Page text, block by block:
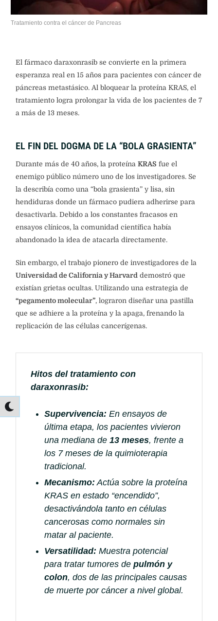
Tratamiento contra el cáncer de Pancreas
El fármaco daraxonrasib se convierte en la primera
esperanza real en 15 años para pacientes con cáncer de
páncreas metastásico. Al bloquear la proteína KRAS, el
tratamiento logra prolongar la vida de los pacientes de 7
a más de 13 meses.
EL FIN DEL DOGMA DE LA “BOLA GRASIENTA”
Durante más de 40 años, la proteína KRAS fue el
enemigo público número uno de los investigadores. Se
la describía como una “bola grasienta” y lisa, sin
hendiduras donde un fármaco pudiera adherirse para
desactivarla. Debido a los constantes fracasos en
ensayos clínicos, la comunidad científica había
abandonado la idea de atacarla directamente.
Sin embargo, el trabajo pionero de investigadores de la
Universidad de California y Harvard demostró que
existían grietas ocultas. Utilizando una estrategia de
“pegamento molecular”, lograron diseñar una pastilla
que se adhiere a la proteína y la apaga, frenando la
replicación de las células cancerígenas.
Hitos del tratamiento con
daraxonrasib:
Supervivencia: En ensayos de
última etapa, los pacientes vivieron
una mediana de 13 meses, frente a
los 7 meses de la quimioterapia
tradicional.
Mecanismo: Actúa sobre la proteína
KRAS en estado “encendido”,
desactivándola tanto en células
cancerosas como normales sin
matar al paciente.
Versatilidad: Muestra potencial
para tratar tumores de pulmón y
colon, dos de las principales causas
de muerte por cáncer a nivel global.